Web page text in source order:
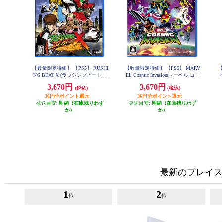
【数量限定特価】 【PS5】 RUSHI
NG BEAT X (ラッシングビートエ
通常版
3,670円
(税込)
36円分ポイント還元
発送目安: 即納（在庫残りわず
か）
【数量限定特価】 【PS5】 MARV
EL Cosmic Invasion(マーベル コズ
3,670円
(税込)
36円分ポイント還元
発送目安: 即納（在庫残りわず
か）
最新のプレイ
1 位 2位